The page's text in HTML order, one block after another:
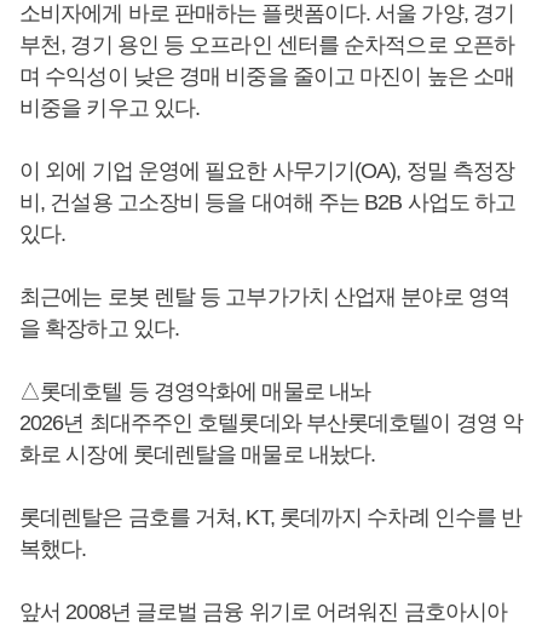
소비자에게 바로 판매하는 플랫폼이다. 서울 가양, 경기
부천, 경기 용인 등 오프라인 센터를 순차적으로 오픈하
며 수익성이 낮은 경매 비중을 줄이고 마진이 높은 소매
비중을 키우고 있다.
이 외에 기업 운영에 필요한 사무기기(OA), 정밀 측정장
비, 건설용 고소장비 등을 대여해 주는 B2B 사업도 하고
있다.
최근에는 로봇 렌탈 등 고부가가치 산업재 분야로 영역
을 확장하고 있다.
△롯데호텔 등 경영악화에 매물로 내놔
2026년 최대주주인 호텔롯데와 부산롯데호텔이 경영 악
화로 시장에 롯데렌탈을 매물로 내놨다.
롯데렌탈은 금호를 거쳐, KT, 롯데까지 수차례 인수를 반
복했다.
앞서 2008년 글로벌 금융 위기로 어려워진 금호아시아